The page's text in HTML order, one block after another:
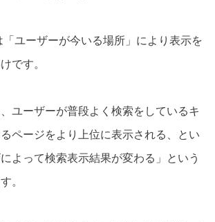
ユーザーが今いる場所」により表示を
です。
ユーザーが普段よく検索をしているキ
ページをより上位に表示される、とい
よって検索表示結果が変わる」という
。